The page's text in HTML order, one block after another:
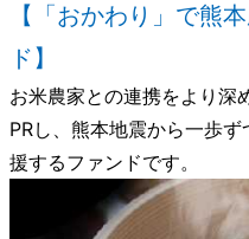
【「おかわり」で熊
ド】
お米農家との連携をより深
PRし、熊本地震から一歩
援するファンドです。